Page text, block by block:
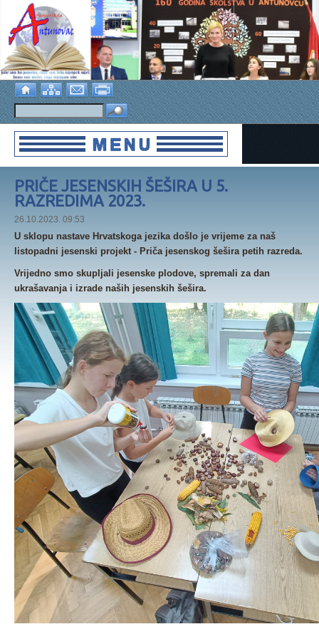
PRIČE JESENSKIH ŠEŠIRA U 5.
RAZREDIMA 2023.
26.10.2023. 09:53
U sklopu nastave Hrvatskoga jezika došlo je vrijeme za naš
listopadni jesenski projekt - Priča jesenskog šešira petih razreda.
Vrijedno smo skupljali jesenske plodove, spremali za dan
ukrašavanja i izrade naših jesenskih šešira.